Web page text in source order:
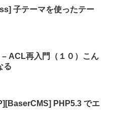
子テーマを使ったテー
ACL再入門（１０）こん
る
PHP5.3 でエ